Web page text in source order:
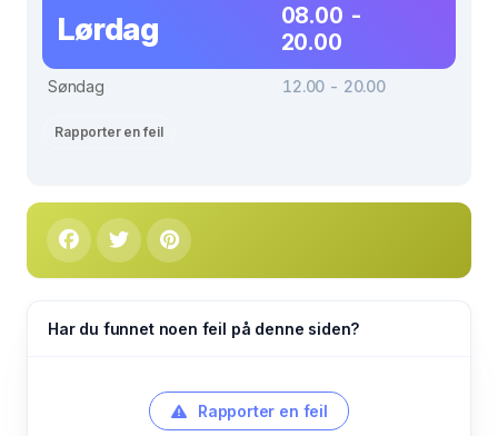
Lørdag
08.00 -
20.00
Søndag 12.00 - 20.00
Rapporter en feil
Har du funnet noen feil på denne siden?
Rapporter en feil